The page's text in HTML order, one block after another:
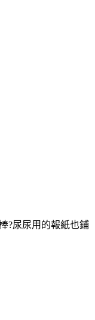
?尿尿用的報紙也鋪